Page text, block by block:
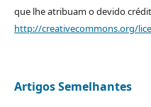
que lhe atribuam o devido
http://creativecommons.org/
Artigos Semelhantes